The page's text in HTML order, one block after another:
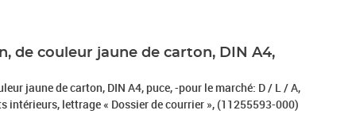
de couleur jaune de carton, DIN A4,
jaune de carton, DIN A4, puce, -pour le marché: D / L / A,
intérieurs, lettrage « Dossier de courrier », (11255593-000)